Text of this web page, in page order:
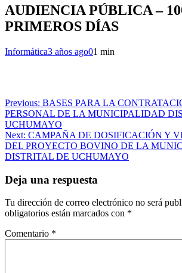
AUDIENCIA PÚBLICA –
PRIMEROS DÍAS
Informática3 años ago01 min
Navegación
de
entradas
Previous: BASES PARA LA
PERSONAL DE LA MUNICIPALIDAD
UCHUMAYO
Next: CAMPAÑA DE DOSIFICACIÓN Y
DEL PROYECTO BOVINO DE LA
DISTRITAL DE UCHUMAYO
Deja una respuesta
Tu dirección de correo electrónico no será
obligatorios están marcados con *
Comentario *